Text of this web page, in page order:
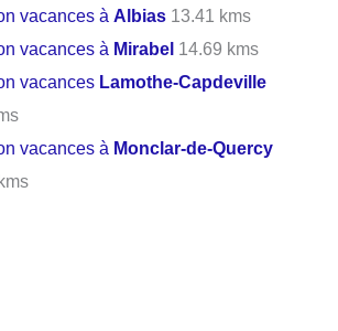
vacances à Albias 13.41 kms
vacances à Mirabel 14.69 kms
vacances Lamothe-Capdeville
vacances à Monclar-de-Quercy